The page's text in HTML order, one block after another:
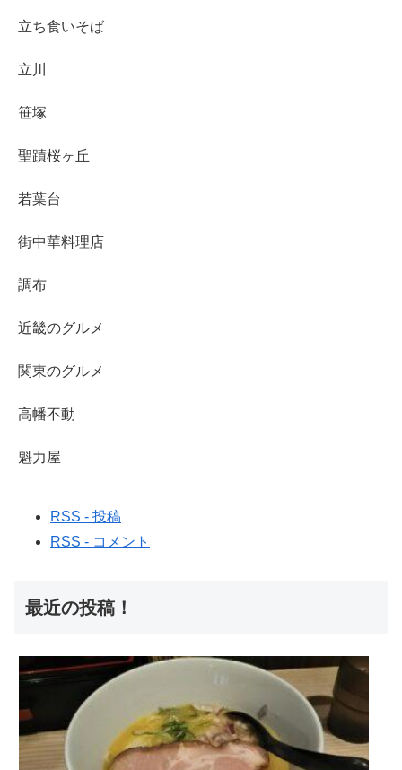
立ち食いそば
立川
笹塚
聖蹟桜ヶ丘
若葉台
街中華料理店
調布
近畿のグルメ
関東のグルメ
高幡不動
魁力屋
RSS - 投稿
RSS - コメント
最近の投稿！